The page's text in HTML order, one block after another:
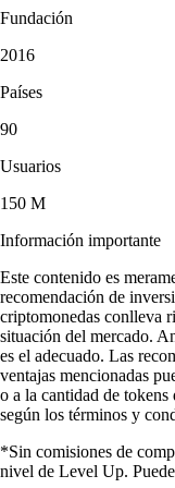
Fundación
2016
Países
90
Usuarios
150 M
Información importante
Este contenido es
recomendación de
criptomonedas conlleva
situación del mercado.
es el adecuado. Las
ventajas mencionadas
o a la cantidad de tokens
según los términos y
*Sin comisiones de
nivel de Level Up.